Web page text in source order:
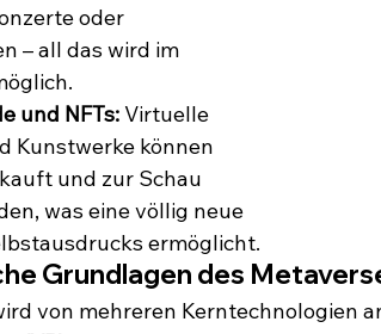
oder
– all das wird im
und NFTs: Virtuelle
Kunstwerke können
und zur Schau
was eine völlig neue
ermöglicht.
Grundlagen des
von mehreren Kerntechnologien